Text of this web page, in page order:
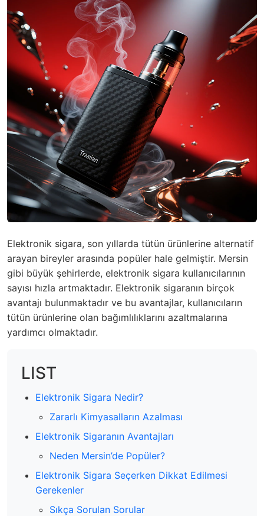
Elektronik sigara, son yıllarda tütün ürünlerine alternatif
arayan bireyler arasında popüler hale gelmiştir. Mersin
gibi büyük şehirlerde, elektronik sigara kullanıcılarının
sayısı hızla artmaktadır. Elektronik sigaranın birçok
avantajı bulunmaktadır ve bu avantajlar, kullanıcıların
tütün ürünlerine olan bağımlılıklarını azaltmalarına
yardımcı olmaktadır.
LIST
Elektronik Sigara Nedir?
Zararlı Kimyasalların Azalması
Elektronik Sigaranın Avantajları
Neden Mersin’de Popüler?
Elektronik Sigara Seçerken Dikkat Edilmesi
Gerekenler
Sıkça Sorulan Sorular